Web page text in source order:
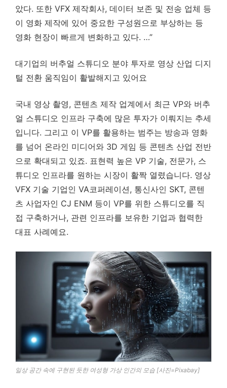
았다. 또한 VFX 제작회사, 데이터 보존 및 전송 업체 등
이 영화 제작에 있어 중요한 구성원으로 부상하는 등
영화 현장이 빠르게 변화하고 있다. …”
대기업의 버추얼 스튜디오 분야 투자로 영상 산업 디지
털 전환 움직임이 활발해지고 있어요
국내 영상 촬영, 콘텐츠 제작 업계에서 최근 VP와 버추
얼 스튜디오 인프라 구축에 많은 투자가 이뤄지는 추세
입니다. 그리고 이 VP를 활용하는 범주는 방송과 영화
를 넘어 온라인 미디어와 3D 게임 등 콘텐츠 산업 전반
으로 확대되고 있죠. 표현력 높은 VP 기술, 전문가, 스
튜디오 인프라를 원하는 시장이 활짝 열렸습니다. 영상
VFX 기술 기업인 VA코퍼레이션, 통신사인 SKT, 콘텐
츠 사업자인 CJ ENM 등이 VP를 위한 스튜디오를 직
접 구축하거나, 관련 인프라를 보유한 기업과 협력한
대표 사례예요.
일상 공간 속에 구현된 듯한 여성형 가상 인간의 모습 [사진=Pixabay]